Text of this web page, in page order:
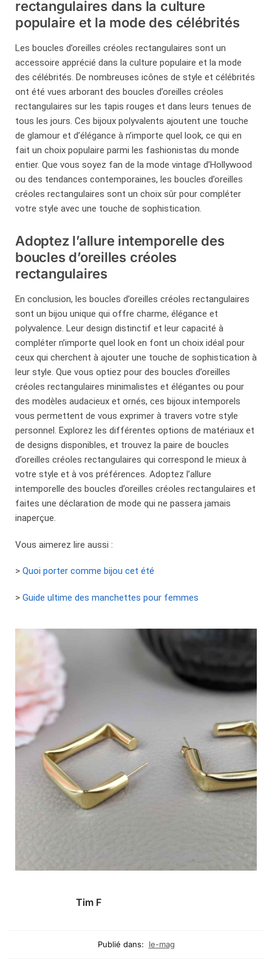
rectangulaires dans la culture
populaire et la mode des célébrités
Les boucles d’oreilles créoles rectangulaires sont un
accessoire apprécié dans la culture populaire et la mode
des célébrités. De nombreuses icônes de style et célébrités
ont été vues arborant des boucles d’oreilles créoles
rectangulaires sur les tapis rouges et dans leurs tenues de
tous les jours. Ces bijoux polyvalents ajoutent une touche
de glamour et d’élégance à n’importe quel look, ce qui en
fait un choix populaire parmi les fashionistas du monde
entier. Que vous soyez fan de la mode vintage d’Hollywood
ou des tendances contemporaines, les boucles d’oreilles
créoles rectangulaires sont un choix sûr pour compléter
votre style avec une touche de sophistication.
Adoptez l’allure intemporelle des
boucles d’oreilles créoles
rectangulaires
En conclusion, les boucles d’oreilles créoles rectangulaires
sont un bijou unique qui offre charme, élégance et
polyvalence. Leur design distinctif et leur capacité à
compléter n’importe quel look en font un choix idéal pour
ceux qui cherchent à ajouter une touche de sophistication à
leur style. Que vous optiez pour des boucles d’oreilles
créoles rectangulaires minimalistes et élégantes ou pour
des modèles audacieux et ornés, ces bijoux intemporels
vous permettent de vous exprimer à travers votre style
personnel. Explorez les différentes options de matériaux et
de designs disponibles, et trouvez la paire de boucles
d’oreilles créoles rectangulaires qui correspond le mieux à
votre style et à vos préférences. Adoptez l’allure
intemporelle des boucles d’oreilles créoles rectangulaires et
faites une déclaration de mode qui ne passera jamais
inaperçue.
Vous aimerez lire aussi :
> Quoi porter comme bijou cet été
> Guide ultime des manchettes pour femmes
Tim F
Publié dans: le-mag